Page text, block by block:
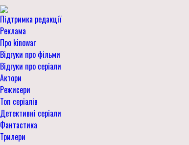
Підтримка редакції
Реклама
Про kinowar
Відгуки про фільми
Відгуки про серіали
Актори
Режисери
Топ серіалів
Детективні серіали
Фантастика
Трилери